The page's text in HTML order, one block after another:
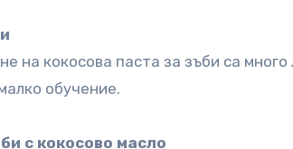
на кокосова паста за зъби са
обучение.
с кокосово масло